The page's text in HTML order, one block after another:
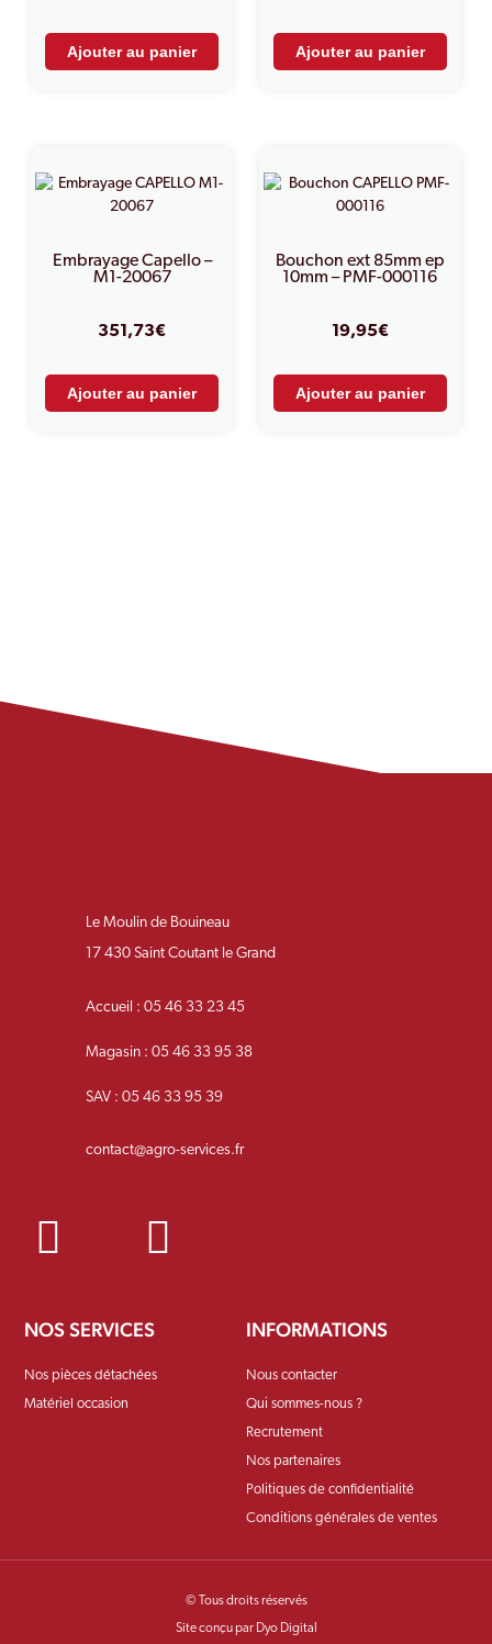
Ajouter au panier Ajouter au panier
Embrayage Capello –
M1-20067
351,73€
Ajouter au panier
Bouchon ext 85mm ep
10mm – PMF-000116
19,95€
Ajouter au panier
Le Moulin de Bouineau
17 430 Saint Coutant le Grand
Accueil : 05 46 33 23 45
Magasin : 05 46 33 95 38
SAV : 05 46 33 95 39
contact@agro-services.fr
NOS SERVICES
Nos pièces détachées
Matériel occasion
INFORMATIONS
Nous contacter
Qui sommes-nous ?
Recrutement
Nos partenaires
Politiques de confidentialité
Conditions générales de ventes
© Tous droits réservés
Site conçu par Dyo Digital